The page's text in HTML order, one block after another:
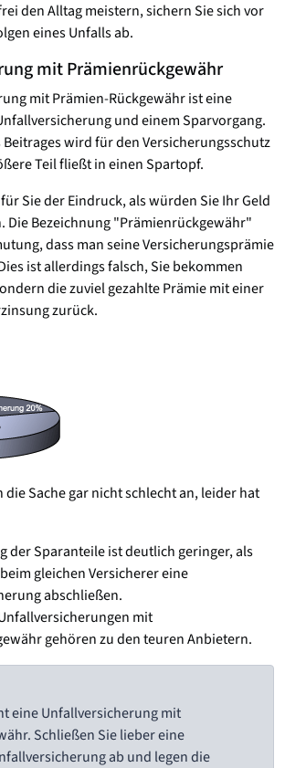
den Alltag meistern, sichern Sie sich vor
eines Unfalls ab.
mit Prämienrückgewähr
mit Prämien-Rückgewähr ist eine
und einem Sparvorgang.
Beitrages wird für den Versicherungsschutz
Teil fließt in einen Spartopf.
Sie der Eindruck, als würden Sie Ihr Geld
Die Bezeichnung "Prämienrückgewähr"
dass man seine Versicherungsprämie
ist allerdings falsch, Sie bekommen
die zuviel gezahlte Prämie mit einer
zurück.
Sache gar nicht schlecht an, leider hat
der Sparanteile ist deutlich geringer, als
gleichen Versicherer eine
abschließen.
mit
gehören zu den teuren Anbietern.
eine Unfallversicherung mit
Schließen Sie lieber eine
ab und legen die